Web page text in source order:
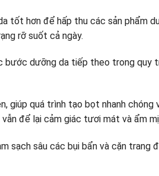
tốt hơn để hấp thu các sản phẩm
rỡ suốt cả ngày.
bước dưỡng da tiếp theo trong quy
giúp quá trình tạo bọt nhanh chóng
để lại cảm giác tươi mát và ẩm
sạch sâu các bụi bẩn và cặn trang